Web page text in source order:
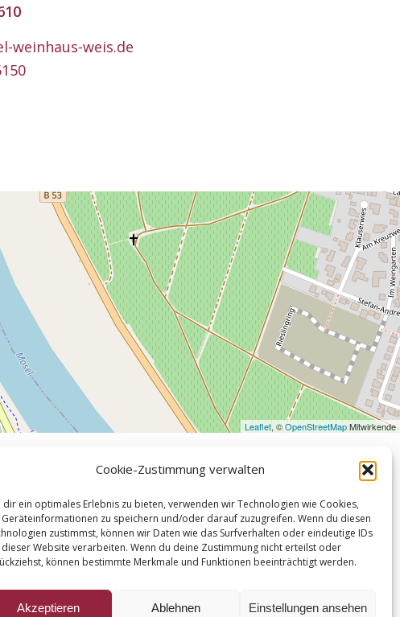
Cookie-Zustimmung verwalten
dir ein optimales Erlebnis zu bieten, verwenden wir Technologien wie Cookies,
Geräteinformationen zu speichern und/oder darauf zuzugreifen. Wenn du diesen
zustimmst, können wir Daten wie das Surfverhalten oder eindeutige IDs
dieser Website verarbeiten. Wenn du deine Zustimmung nicht erteilst oder
können bestimmte Merkmale und Funktionen beeinträchtigt werden.
Akzeptieren Ablehnen Einstellungen ansehen
weinhaus-weis.de
Leaflet, ©OpenStreetMapMitwirkende
Stornierungsbedingungen
Datenschutzerklärung
Kontakt